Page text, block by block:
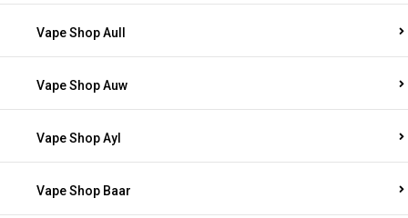
Vape Shop Aull
Vape Shop Auw
Vape Shop Ayl
Vape Shop Baar